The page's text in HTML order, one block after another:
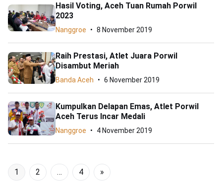
Hasil Voting, Aceh Tuan Rumah Porwil
2023
Nanggroe 8 November 2019
Raih Prestasi, Atlet Juara Porwil
Disambut Meriah
Banda Aceh 6 November 2019
Kumpulkan Delapan Emas, Atlet Porwil
Aceh Terus Incar Medali
Nanggroe 4 November 2019
1 2 … 4 »